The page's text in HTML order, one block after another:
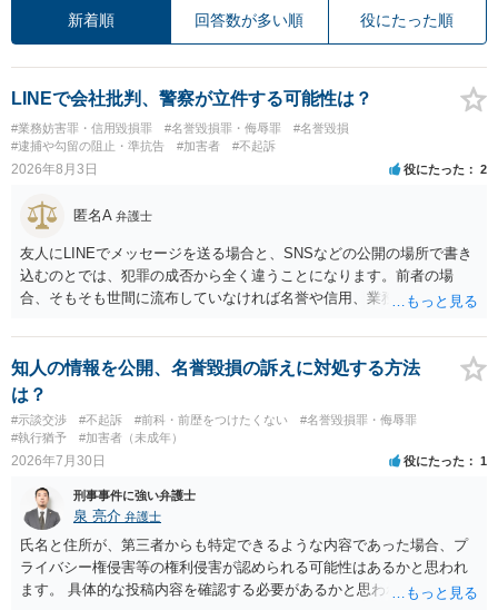
新着順 回答数が多い順 役にたった順
LINEで会社批判、警察が立件する可能性は？
#業務妨害罪・信用毀損罪 #名誉毀損罪・侮辱罪
#名誉毀損
#逮捕や勾留の阻止・準抗告
#加害者 #不起訴
2026年8月3日 役にたった 2
匿名A 弁護士
友人にLINEでメッセージを送る場合と、SNSなどの公開の場所で書き
込むのとでは、犯罪の成否から全く違うことになります。前者の場
合、そもそも世間に流布していなければ名誉や信用、業務にかかる犯
知人の情報を公開、名誉毀損の訴えに対処する方法
は？
#示談交渉 #不起訴 #前科・前歴をつけたくない
#名誉毀損罪・侮辱罪
#執行猶予
#加害者（未成年）
2026年7月30日 役にたった 1
刑事事件に強い弁護士
泉 亮介 弁護士
氏名と住所が、第三者からも特定できるような内容であった場合、プ
ライバシー権侵害等の権利侵害が認められる可能性はあるかと思われ
ます。 具体的な投稿内容を確認する必要があるかと思われますので、